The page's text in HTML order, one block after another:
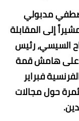
مدبولي
إلى المقابلة
السيسي، رئيس
على هامش قمة
فبراير
حول مجالات